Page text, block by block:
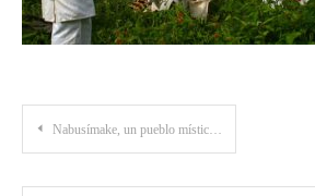
Post
navigation
Nabusímake, un pueblo místico del Cesar